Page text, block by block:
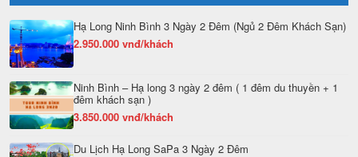
Hạ Long Ninh Bình 3 Ngày 2 Đêm (Ngủ 2 Đêm Khách Sạn)
2.950.000 vnđ/khách
Ninh Bình – Hạ long 3 ngày 2 đêm ( 1 đêm du thuyền + 1
đêm khách sạn )
3.850.000 vnđ/khách
Du Lịch Hạ Long SaPa 3 Ngày 2 Đêm